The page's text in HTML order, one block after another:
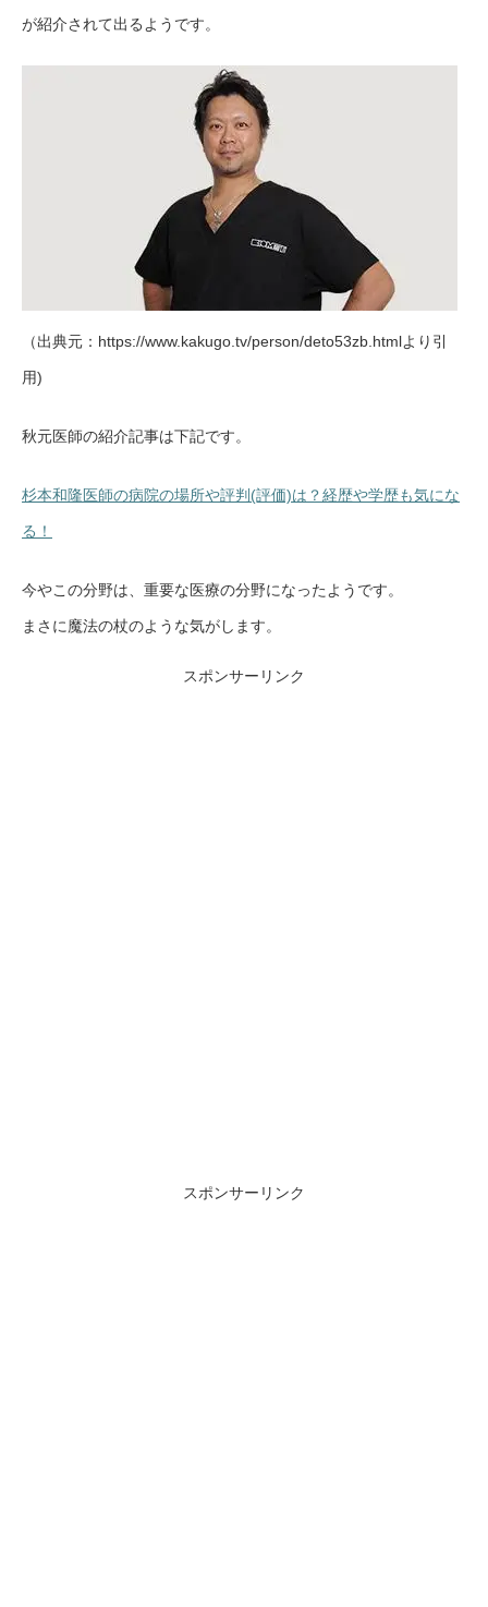
が紹介されて出るようです。
（出典元：https://www.kakugo.tv/person/deto53zb.htmlより引
用)
秋元医師の紹介記事は下記です。
杉本和隆医師の病院の場所や評判(評価)は？経歴や学歴も気にな
る！
今やこの分野は、重要な医療の分野になったようです。
まさに魔法の杖のような気がします。
スポンサーリンク
スポンサーリンク